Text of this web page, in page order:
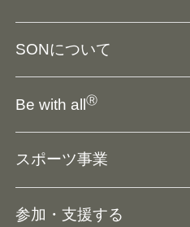
SONについて
SO組織について
役員等一覧
Be with allⓇ
スポーツ事業
参加・支援する